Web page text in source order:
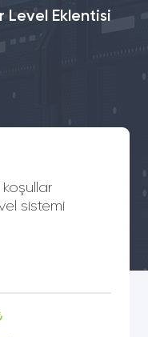
Level Eklentisi
sistemi